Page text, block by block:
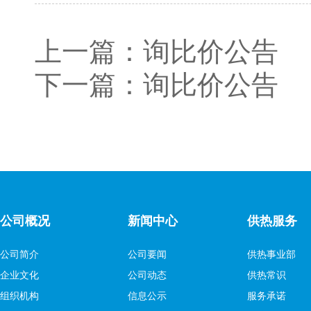
上一篇： 询比价公告
下一篇： 询比价公告
公司概况
公司简介
企业文化
组织机构
新闻中心
公司要闻
公司动态
信息公示
供热服务
供热事业部
供热常识
服务承诺